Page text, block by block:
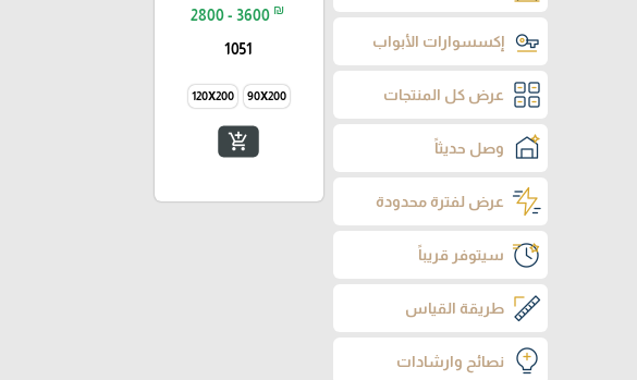
إكسسوارات الأبواب
عرض كل المنتجات
وصل حديثاً
عرض لفترة محدودة
سيتوفر قريباً
طريقة القياس
نصائح وارشادات
2800 - 3600 ₪
1051
90X200
120X200
add_shopping_cart